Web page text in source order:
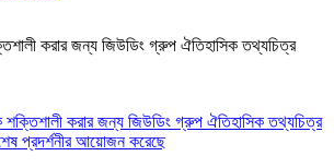
শক্তিশালী করার জন্য জিউডিং গ্রুপ ঐতিহাসিক তথ্যচিত্র
প্রদর্শনীর আয়োজন করেছে